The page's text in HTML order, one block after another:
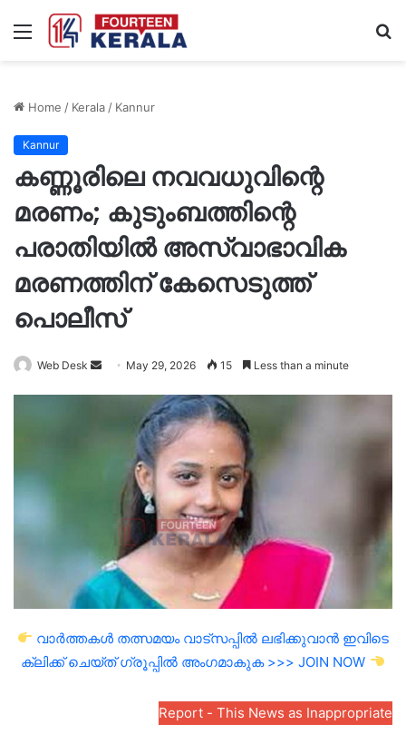
Menu
Home / Kerala/ Kannur
Kannur
കണ്ണൂരിലെ നവവധുവിന്റെ
മരണം; കുടുംബത്തിന്റെ
പരാതിയിൽ അസ്വാഭാവിക
മരണത്തിന് കേസെടുത്ത്
പൊലീസ്
Web Desk
Send May 29, 2026 15 Less than a minute
വാർത്തകൾ തത്സമയം വാട്സപ്പിൽ ലഭിക്കുവാൻ ഇവിടെ
ക്ലിക്ക് ചെയ്ത് ഗ്രൂപ്പിൽ അംഗമാകുക >>> JOIN NOW
Report - This News as Inappropriate